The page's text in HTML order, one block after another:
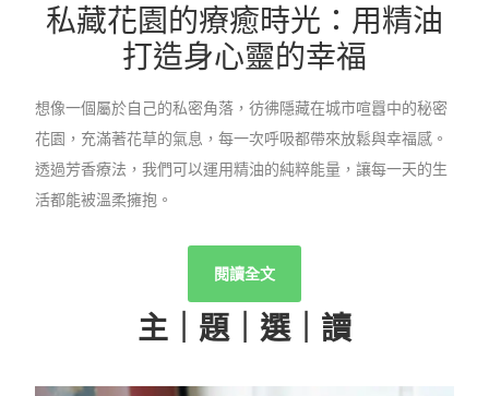
私藏花園的療癒時光：用精油
打造身心靈的幸福
想像一個屬於自己的私密角落，彷彿隱藏在城市喧囂中的秘密
花園，充滿著花草的氣息，每一次呼吸都帶來放鬆與幸福感。
透過芳香療法，我們可以運用精油的純粹能量，讓每一天的生
活都能被溫柔擁抱。
閱讀全文
主｜題｜選｜讀